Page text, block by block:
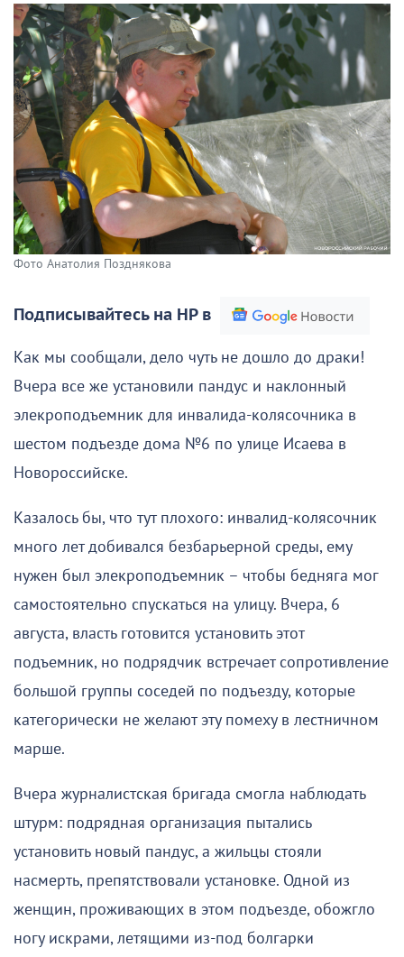
Фото Анатолия Позднякова
Подписывайтесь на НР в
Как мы сообщали, дело чуть не дошло до драки!
Вчера все же установили пандус и наклонный
элекроподъемник для инвалида-колясочника в
шестом подъезде дома №6 по улице Исаева в
Новороссийске.
Казалось бы, что тут плохого: инвалид-колясочник
много лет добивался безбарьерной среды, ему
нужен был элекроподъемник – чтобы бедняга мог
самостоятельно спускаться на улицу. Вчера, 6
августа, власть готовится установить этот
подъемник, но подрядчик встречает сопротивление
большой группы соседей по подъезду, которые
категорически не желают эту помеху в лестничном
марше.
Вчера журналистская бригада смогла наблюдать
штурм: подрядная организация пытались
установить новый пандус, а жильцы стояли
насмерть, препятствовали установке. Одной из
женщин, проживающих в этом подъезде, обожгло
ногу искрами, летящими из-под болгарки